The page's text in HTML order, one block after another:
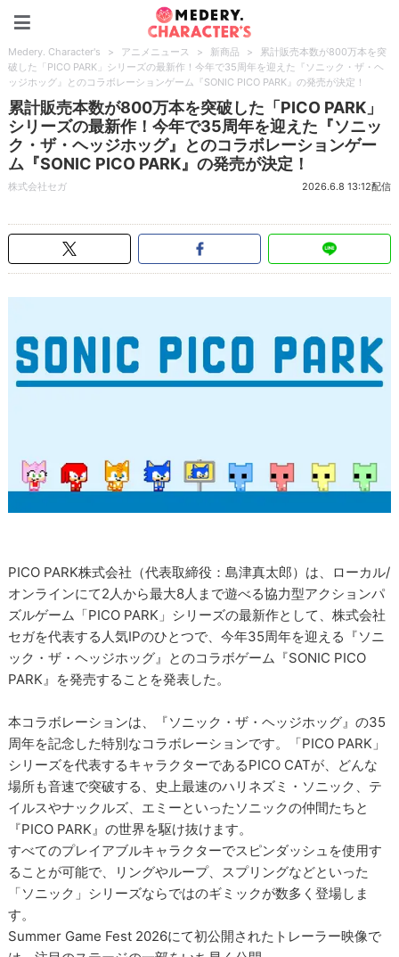
Medery. Character's > アニメニュース > 新商品 >
累計販売本数が800万本を突
破した「PICO PARK」シリーズの最新作！今年で35周年を迎えた『ソニック・ザ・ヘ
ッジホッグ』とのコラボレーションゲーム『SONIC PICO PARK』の発売が決定！
累計販売本数が800万本を突破した「PICO PARK」
シリーズの最新作！今年で35周年を迎えた『ソニッ
ク・ザ・ヘッジホッグ』とのコラボレーションゲー
ム『SONIC PICO PARK』の発売が決定！
株式会社セガ 2026.6.8 13:12配信
PICO PARK株式会社（代表取締役：島津真太郎）は、ローカル/
オンラインにて2人から最大8人まで遊べる協力型アクションパ
ズルゲーム「PICO PARK」シリーズの最新作として、株式会社
セガを代表する人気IPのひとつで、今年35周年を迎える『ソニ
ック・ザ・ヘッジホッグ』とのコラボゲーム『SONIC PICO
PARK』を発売することを発表した。
本コラボレーションは、『ソニック・ザ・ヘッジホッグ』の35
周年を記念した特別なコラボレーションです。「PICO PARK」
シリーズを代表するキャラクターであるPICO CATが、どんな
場所も音速で突破する、史上最速のハリネズミ・ソニック、テ
イルスやナックルズ、エミーといったソニックの仲間たちと
『PICO PARK』の世界を駆け抜けます。
すべてのプレイアブルキャラクターでスピンダッシュを使用す
ることが可能で、リングやループ、スプリングなどといった
「ソニック」シリーズならではのギミックが数多く登場しま
す。
Summer Game Fest 2026にて初公開されたトレーラー映像で